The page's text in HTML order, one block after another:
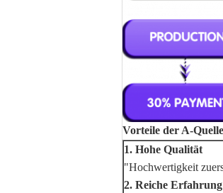
Vorteile der A-Quelle
1. Hohe Qualität
"Hochwertigkeit
2. Reiche Erfahrung